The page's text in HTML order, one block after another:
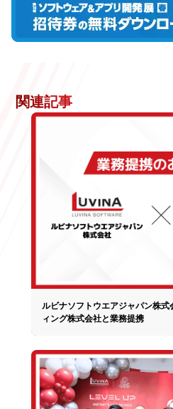
関連記事
ルビナソフトウエアジャパン株
ィング株式会社と業務提携